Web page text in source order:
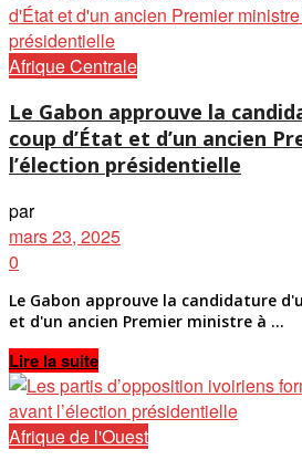
Afrique Centrale
Le Gabon approuve la
coup d’État et d’un ancien
l’élection présidentielle
par
mars 23, 2025
0
Le Gabon approuve la candidature
et d'un ancien Premier ministre à ...
Lire la suiteDetails
Afrique de l'Ouest